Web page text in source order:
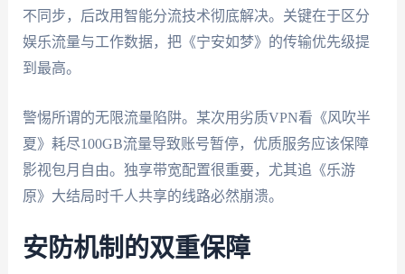
不同步，后改用智能分流技术彻底解决。关键在于区分
娱乐流量与工作数据，把《宁安如梦》的传输优先级提
到最高。
警惕所谓的无限流量陷阱。某次用劣质VPN看《风吹半
夏》耗尽100GB流量导致账号暂停，优质服务应该保障
影视包月自由。独享带宽配置很重要，尤其追《乐游
原》大结局时千人共享的线路必然崩溃。
安防机制的双重保障